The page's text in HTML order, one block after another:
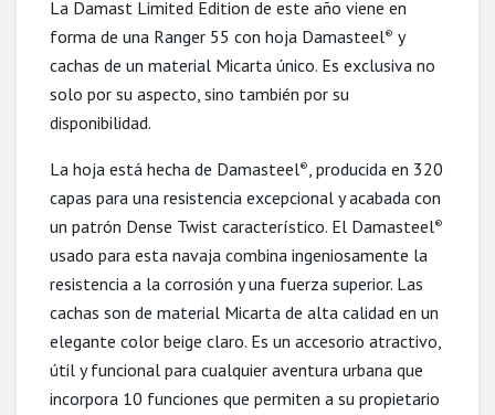
La Damast Limited Edition de este año viene en
forma de una Ranger 55 con hoja Damasteel® y
cachas de un material Micarta único. Es exclusiva no
solo por su aspecto, sino también por su
disponibilidad.
La hoja está hecha de Damasteel®, producida en 320
capas para una resistencia excepcional y acabada con
un patrón Dense Twist característico. El Damasteel®
usado para esta navaja combina ingeniosamente la
resistencia a la corrosión y una fuerza superior. Las
cachas son de material Micarta de alta calidad en un
elegante color beige claro. Es un accesorio atractivo,
útil y funcional para cualquier aventura urbana que
incorpora 10 funciones que permiten a su propietario